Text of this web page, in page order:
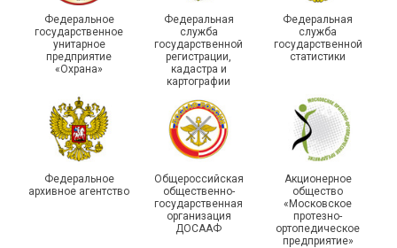
215-й юбилей
государственной
статистики отметили в
Республике Саха (Якутия)
Храбрым детям – добрые
подарки
Федеральное
государственное
унитарное
предприятие
«Охрана»
Федеральная
служба
государственной
регистрации,
кадастра и
картографии
Федеральная
служба
государственной
статистики
Федеральное
архивное агентство
Общероссийская
общественно-
государственная
организация
ДОСААФ
Акционерное
общество
«Московское
протезно-
ортопедическое
предприятие»